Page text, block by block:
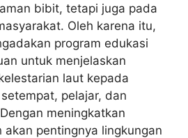
bibit, tetapi juga pada
Oleh karena itu,
program edukasi
untuk menjelaskan
laut kepada
pelajar, dan
meningkatkan
akan pentingnya lingkungan